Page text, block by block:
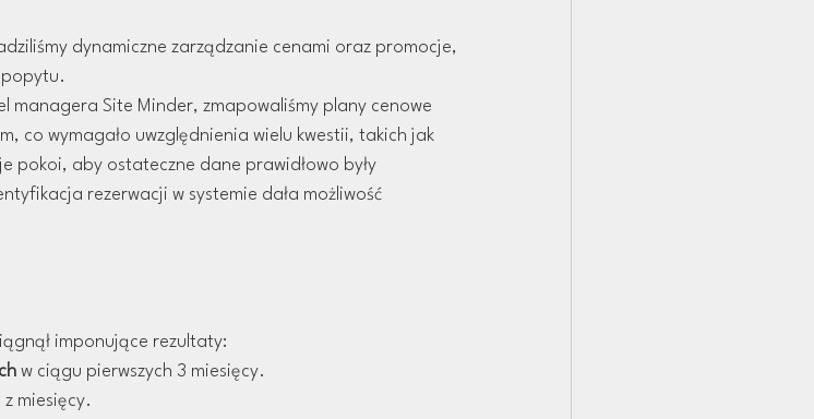
dynamiczne zarządzanie cenami oraz promocje,
popytu.
managera Site Minder, zmapowaliśmy plany cenowe
co wymagało uwzględnienia wielu kwestii, takich jak
pokoi, aby ostateczne dane prawidłowo były
rezerwacji w systemie dała możliwość
imponujące rezultaty:
w ciągu pierwszych 3 miesięcy.
miesięcy.